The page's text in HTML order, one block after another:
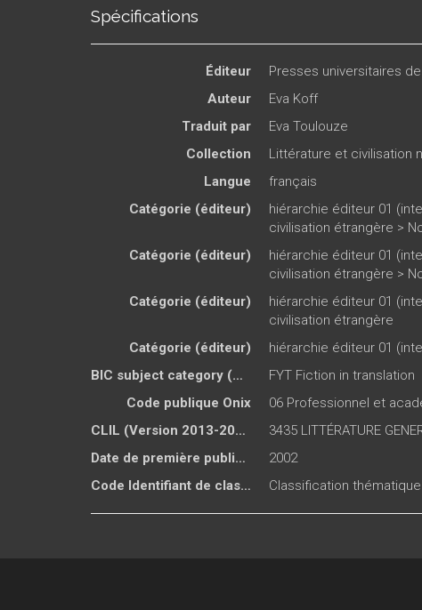
Spécifications
Éditeur
Presses universitaires
Auteur
Eva Koff
Traduit par
Eva Toulouze
Collection
Littérature et civilisation
Langue
français
Catégorie (éditeur)
hiérarchie éditeur 01
civilisation étrangère >
Catégorie (éditeur)
hiérarchie éditeur 01
civilisation étrangère >
Catégorie (éditeur)
hiérarchie éditeur 01
civilisation étrangère
Catégorie (éditeur)
hiérarchie éditeur 01
BIC subject category (UK)
FYT Fiction in translation
Code publique Onix
06 Professionnel et
CLIL (Version 2013-2019 )
3435 LITTÉRATURE
Date de première publication du titre
2002
Code Identifiant de classement sujet
Classification